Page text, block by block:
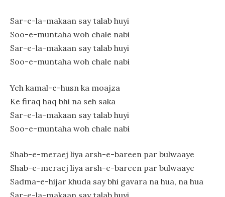
Sar-e-la-makaan say talab huyi
Soo-e-muntaha woh chale nabi
Sar-e-la-makaan say talab huyi
Soo-e-muntaha woh chale nabi
Yeh kamal-e-husn ka moajza
Ke firaq haq bhi na seh saka
Sar-e-la-makaan say talab huyi
Soo-e-muntaha woh chale nabi
Shab-e-meraej liya arsh-e-bareen par bulwaaye
Shab-e-meraej liya arsh-e-bareen par bulwaaye
Sadma-e-hijar khuda say bhi gavara na hua, na hua